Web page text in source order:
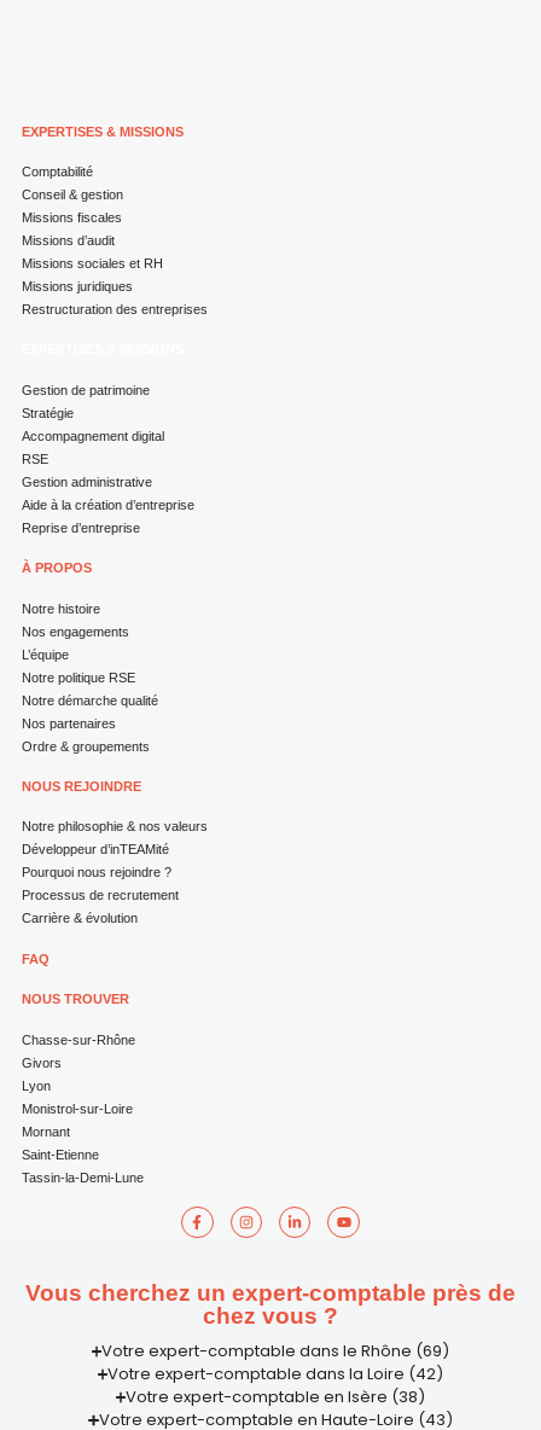
EXPERTISES & MISSIONS
Comptabilité
Conseil & gestion
Missions fiscales
Missions d’audit
Missions sociales et RH
Missions juridiques
Restructuration des entreprises
Gestion de patrimoine
Stratégie
Accompagnement digital
RSE
Gestion administrative
Aide à la création d’entreprise
Reprise d’entreprise
À PROPOS
Notre histoire
Nos engagements
L’équipe
Notre politique RSE
Notre démarche qualité
Nos partenaires
Ordre & groupements
NOUS REJOINDRE
Notre philosophie & nos valeurs
Développeur d’inTEAMité
Pourquoi nous rejoindre ?
Processus de recrutement
Carrière & évolution
FAQ
NOUS TROUVER
Chasse-sur-Rhône
Givors
Lyon
Monistrol-sur-Loire
Mornant
Saint-Etienne
Tassin-la-Demi-Lune
Vous cherchez un expert-comptable près de
chez vous ?
Votre expert-comptable dans le Rhône (69)
Votre expert-comptable dans la Loire (42)
Votre expert-comptable en Isère (38)
Votre expert-comptable en Haute-Loire (43)